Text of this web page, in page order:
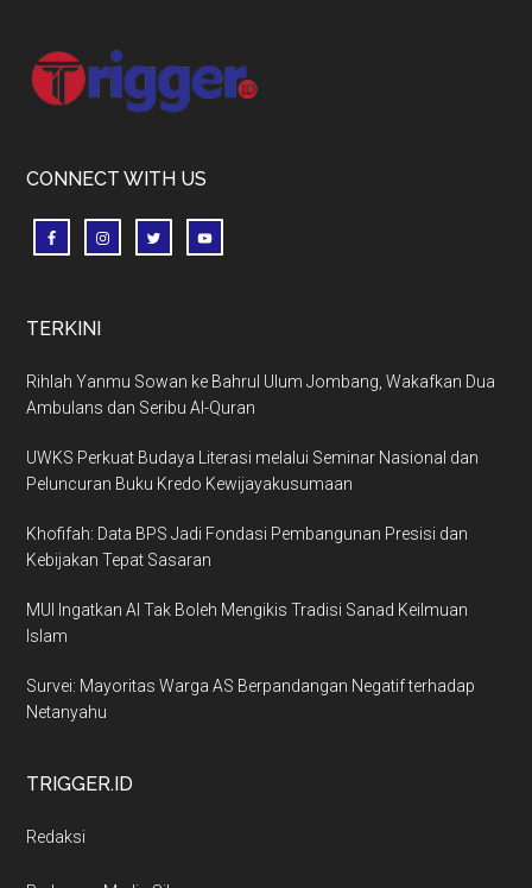
Footer
CONNECT WITH US
TERKINI
Rihlah Yanmu Sowan ke Bahrul Ulum Jombang, Wakafkan Dua
Ambulans dan Seribu Al-Quran
UWKS Perkuat Budaya Literasi melalui Seminar Nasional dan
Peluncuran Buku Kredo Kewijayakusumaan
Khofifah: Data BPS Jadi Fondasi Pembangunan Presisi dan
Kebijakan Tepat Sasaran
MUI Ingatkan AI Tak Boleh Mengikis Tradisi Sanad Keilmuan
Islam
Survei: Mayoritas Warga AS Berpandangan Negatif terhadap
Netanyahu
TRIGGER.ID
Redaksi